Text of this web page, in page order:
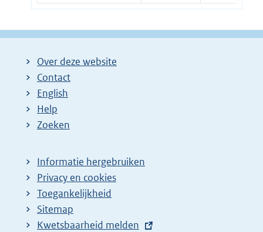
Over deze website
Contact
English
Help
Zoeken
Informatie hergebruiken
Privacy en cookies
Toegankelijkheid
Sitemap
E
Kwetsbaarheid melden